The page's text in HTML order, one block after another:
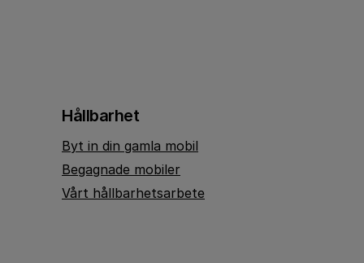
Hållbarhet
Byt in din gamla mobil
Begagnade mobiler
Vårt hållbarhetsarbete